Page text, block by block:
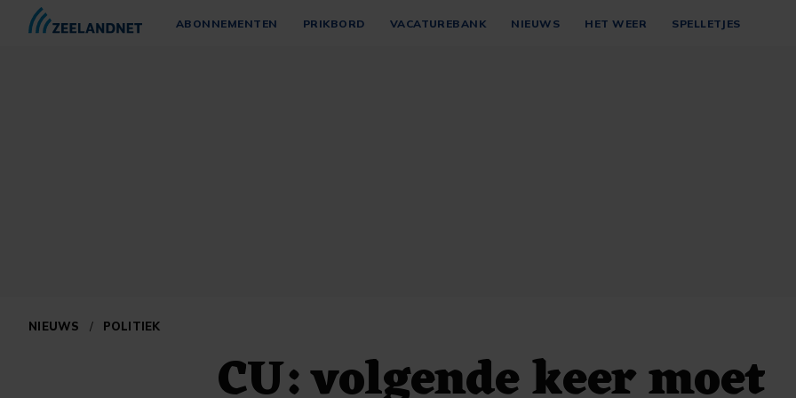
ABONNEMENTEN PRIKBORD VACATUREBANK NIEUWS HET WEER SPELLETJES
NIEUWS / POLITIEK